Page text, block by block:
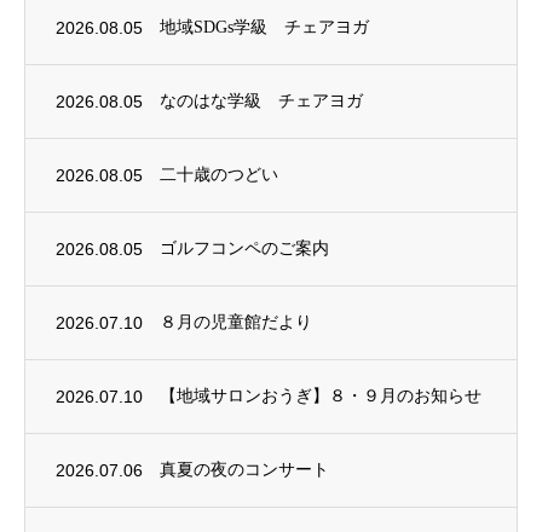
2026.08.05 地域SDGs学級 チェアヨガ
2026.08.05 なのはな学級 チェアヨガ
2026.08.05 二十歳のつどい
2026.08.05 ゴルフコンペのご案内
2026.07.10 ８月の児童館だより
2026.07.10 【地域サロンおうぎ】８・９月のお知らせ
2026.07.06 真夏の夜のコンサート